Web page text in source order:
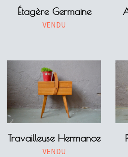
Étagère Germaine
VENDU
Travailleuse Hermance
VENDU